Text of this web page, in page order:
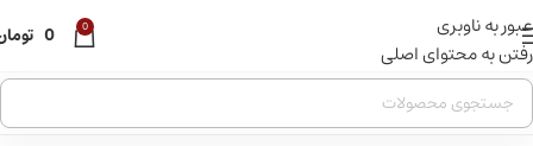
عبور به ناوبری
رفتن به محتوای اصلی
0
0
قبل از ثبت سفارش ، موجودی محصول مورد نظر را از ما استعلام